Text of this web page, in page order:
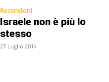
Recensioni
Israele non è più lo
stesso
27 Luglio 2014